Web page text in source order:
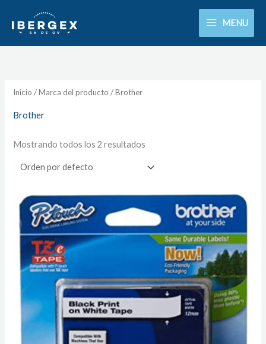
MENU
Inicio / Marca del producto / Brother
Brother
Mostrando todos los 2 resultados